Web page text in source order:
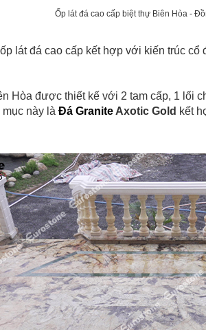
Ốp lát đá cao cấp biệt thự Biên Hòa -
lát đá cao cấp kết hợp với kiến trúc
Hòa được thiết kế với 2 tam cấp, 1 lối
này là Đá Granite Axotic Gold kết